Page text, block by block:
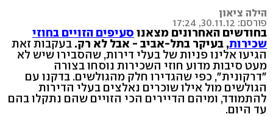
הילה ציאון
פורסם: 30.11.12, 17:24
בחודשים האחרונים מצאנו סעיפים הזויים בחוזי
שכירות, בעיקר בתל-אביב - אבל לא רק. בעקבות זאת
הגיעו אלינו פניות של בעלי דירות, שהסבירו שיש לא
מעט סיבות מדוע חוזי השכירות נוסחו בצורה
"דרקונית", כפי שהגדירו חלק מהגולשים. בדקנו עם
הגולשים מול אילו שוכרים נאלצים בעלי הדירות
להתמודד, ומיהם הדיירים הכי הזויים שהם נתקלו בהם
עד היום.